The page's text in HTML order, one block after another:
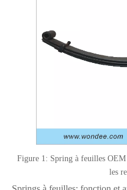
Figure 1: Spring à feuilles OEM
les